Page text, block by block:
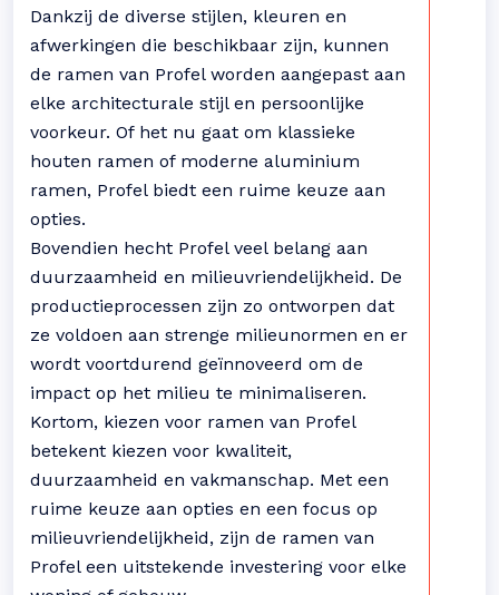
Dankzij de diverse stijlen, kleuren en
afwerkingen die beschikbaar zijn, kunnen
de ramen van Profel worden aangepast aan
elke architecturale stijl en persoonlijke
voorkeur. Of het nu gaat om klassieke
houten ramen of moderne aluminium
ramen, Profel biedt een ruime keuze aan
opties.
Bovendien hecht Profel veel belang aan
duurzaamheid en milieuvriendelijkheid. De
productieprocessen zijn zo ontworpen dat
ze voldoen aan strenge milieunormen en er
wordt voortdurend geïnnoveerd om de
impact op het milieu te minimaliseren.
Kortom, kiezen voor ramen van Profel
betekent kiezen voor kwaliteit,
duurzaamheid en vakmanschap. Met een
ruime keuze aan opties en een focus op
milieuvriendelijkheid, zijn de ramen van
Profel een uitstekende investering voor elke